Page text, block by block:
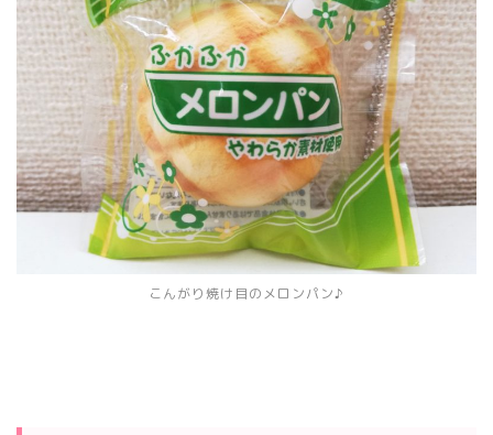
こんがり焼け目のメロンパン♪